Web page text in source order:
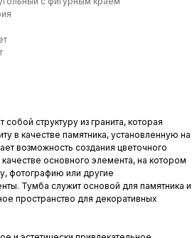
структуру из гранита, которая
в качестве памятника, установленную на
возможность создания цветочного
основного элемента, на котором
фотографию или другие
Тумба служит основой для памятника и
пространство для декоративных